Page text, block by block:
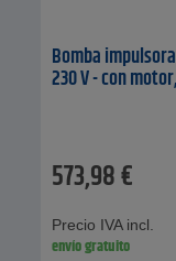
Bomba
230 V - con
573,98€
Precio IVA incl.
envío gratuito